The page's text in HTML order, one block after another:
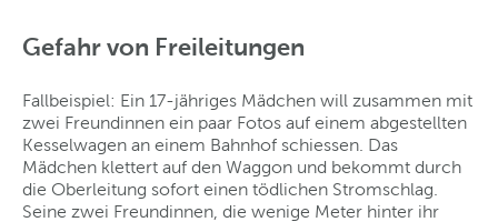
Gefahr von Freileitungen
Fallbeispiel: Ein 17-jähriges Mädchen will zusammen mit
zwei Freundinnen ein paar Fotos auf einem abgestellten
Kesselwagen an einem Bahnhof schiessen. Das
Mädchen klettert auf den Waggon und bekommt durch
die Oberleitung sofort einen tödlichen Stromschlag.
Seine zwei Freundinnen, die wenige Meter hinter ihr